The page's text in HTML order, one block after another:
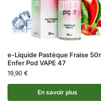
e-Liquide Pastèque Fraise
Enfer Pod VAPE 47
19,90 €
En savoir plus